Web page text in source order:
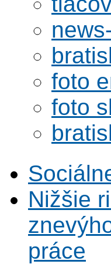
foto
foto
Nižšie
práce